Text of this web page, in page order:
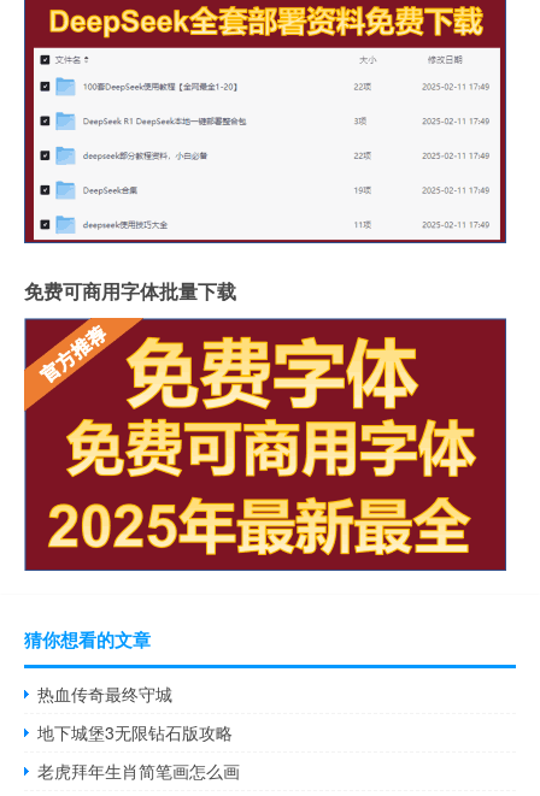
免费可商用字体批量下载
猜你想看的文章
热血传奇最终守城
地下城堡3无限钻石版攻略
老虎拜年生肖简笔画怎么画